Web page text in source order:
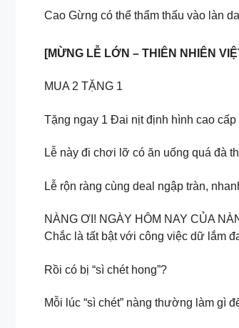
Cao Gừng có thể thẩm thấu vào làn
[MỪNG LỄ LỚN – THIÊN NHIÊN
MUA 2 TẶNG 1
Tặng ngay 1 Đai nịt định hình cao
Lễ này đi chơi lỡ có ăn uống quá đà
Lễ rộn ràng cùng deal ngập tràn,
NÀNG ƠI! NGÀY HÔM NAY CỦA
Chắc là tất bật với công việc dữ lắm
Rồi có bị “sì chét hong”?
Mỗi lúc “sì chét” nàng thường làm gì